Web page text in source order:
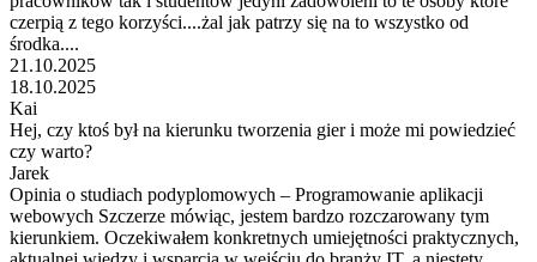
czerpią z tego korzyści....żal jak patrzy się na to wszystko od
środka....
21.10.2025
18.10.2025
Kai
Hej, czy ktoś był na kierunku tworzenia gier i może mi powiedzieć
czy warto?
Jarek
Opinia o studiach podyplomowych – Programowanie aplikacji
webowych Szczerze mówiąc, jestem bardzo rozczarowany tym
kierunkiem. Oczekiwałem konkretnych umiejętności praktycznych,